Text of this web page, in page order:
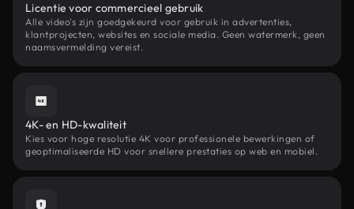
Licentie voor commercieel gebruik
Alle video's zijn goedgekeurd voor gebruik in advertenties,
klantprojecten, websites en sociale media. Geen watermerk, geen
naamsvermelding vereist.
4K- en HD-kwaliteit
Kies voor hoge resolutie 4K voor professionele bewerkingen of
geoptimaliseerde HD voor snellere prestaties op web en mobiel.